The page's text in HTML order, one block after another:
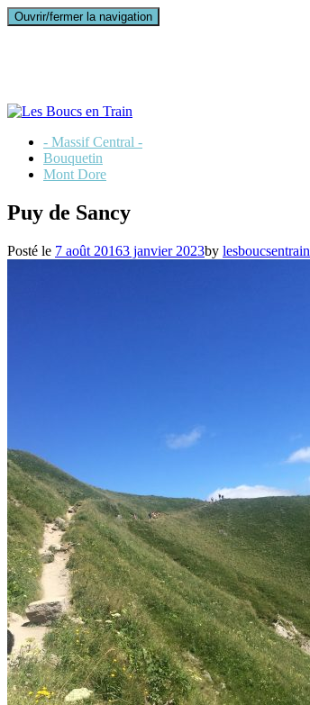
Ouvrir/fermer la navigation
- Massif Central -
Bouquetin
Mont Dore
Puy de Sancy
Posté le 7 août 20163 janvier 2023by lesboucsentrain